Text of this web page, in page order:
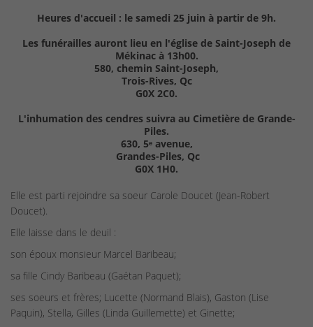
Heures d'accueil : le samedi 25 juin à partir de 9h.
Les funérailles auront lieu en l'église de Saint-Joseph de
Mékinac à 13h00.
580, chemin Saint-Joseph,
Trois-Rives, Qc
G0X 2C0.
L'inhumation des cendres suivra au Cimetière de Grande-
Piles.
630, 5ᵉ avenue,
Grandes-Piles, Qc
G0X 1H0.
Elle est parti rejoindre sa soeur Carole Doucet (Jean-Robert
Doucet).
Elle laisse dans le deuil :
son époux monsieur Marcel Baribeau;
sa fille Cindy Baribeau (Gaétan Paquet);
ses soeurs et frères; Lucette (Normand Blais), Gaston (Lise
Paquin), Stella, Gilles (Linda Guillemette) et Ginette;